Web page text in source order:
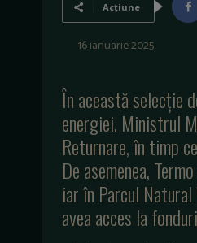
Acțiune
16 ianuarie 2025
În această selecție
energiei. Ministrul
Returnare, în timp
De asemenea,
iar în Parcul
avea acces la